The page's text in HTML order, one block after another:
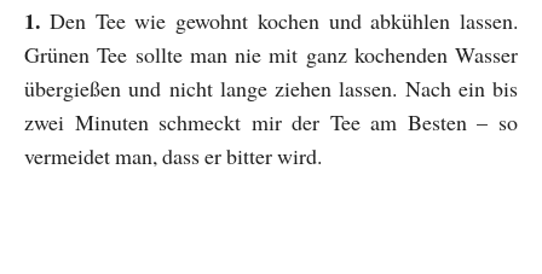
1. Den Tee wie gewohnt kochen und abkühlen lassen.
Grünen Tee sollte man nie mit ganz kochenden Wasser
übergießen und nicht lange ziehen lassen. Nach ein bis
zwei Minuten schmeckt mir der Tee am Besten – so
vermeidet man, dass er bitter wird.